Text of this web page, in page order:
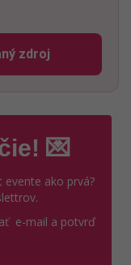
zdroj
odkaz sa otvorí v
💌
evente ako prvá?
e-mail a potvrď